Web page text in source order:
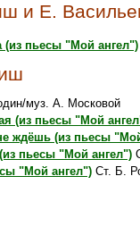
и Е.
(из пьесы "Мой ангел")
муз. А. Московой
(из пьесы "Мой
ждёшь (из пьесы
пьесы "Мой ангел")
"Мой ангел") Ст. Б.